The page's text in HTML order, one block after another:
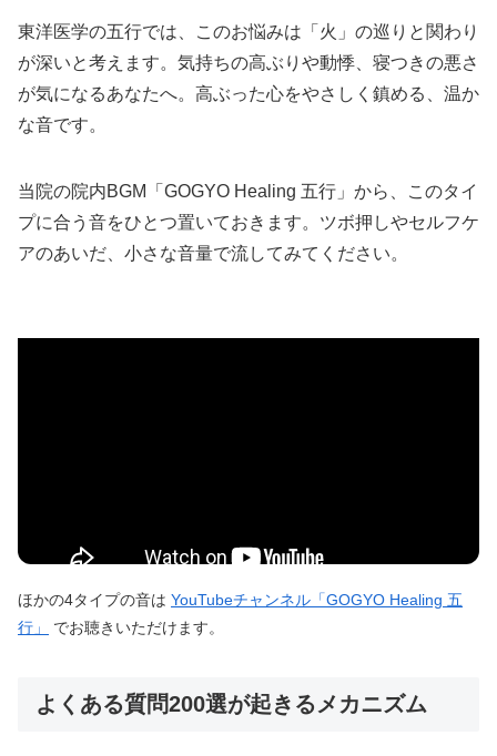
東洋医学の五行では、このお悩みは「火」の巡りと関わり
が深いと考えます。気持ちの高ぶりや動悸、寝つきの悪さ
が気になるあなたへ。高ぶった心をやさしく鎮める、温か
な音です。
当院の院内BGM「GOGYO Healing 五行」から、このタイ
プに合う音をひとつ置いておきます。ツボ押しやセルフケ
アのあいだ、小さな音量で流してみてください。
ほかの4タイプの音は YouTubeチャンネル「GOGYO Healing 五
行」
でお聴きいただけます。
よくある質問200選が起きるメカニズム